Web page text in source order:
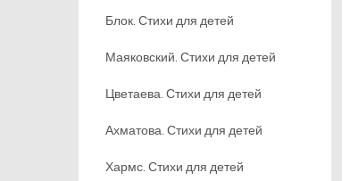
Блок. Стихи для детей
Маяковский. Стихи для детей
Цветаева. Стихи для детей
Ахматова. Стихи для детей
Хармс. Стихи для детей